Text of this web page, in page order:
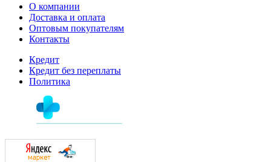
О компании
Доставка и оплата
Оптовым покупателям
Контакты
Кредит
Кредит без переплаты
Политика